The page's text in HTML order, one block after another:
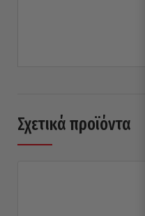
Σχετικά προϊόντα